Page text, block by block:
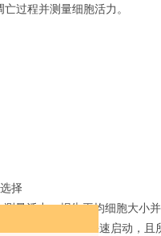
过程并测量细胞活力。
择
量活力，报告平均细胞大小
单的用户界面可快速启动，且